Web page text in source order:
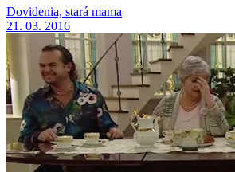
Dovidenia, stará mama
21. 03. 2016